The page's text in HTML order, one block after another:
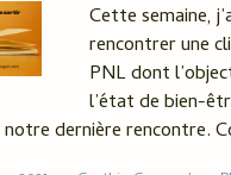
Cette semaine,
rencontrer une
PNL dont
l’état de bien-
dernière rencontre.